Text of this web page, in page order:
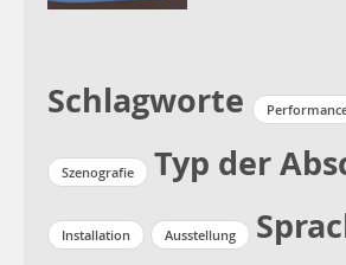
Schlagworte
Szenografie Typ der
Installation Ausstellung